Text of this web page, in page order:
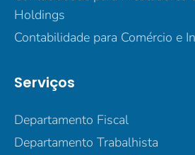
Holdings
Contabilidade para Comércio e
Serviços
Departamento Fiscal
Departamento Trabalhista